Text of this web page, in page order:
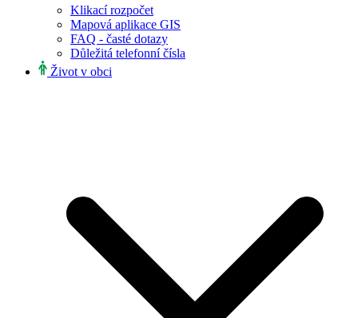
Klikací rozpočet
Mapová aplikace GIS
FAQ - časté dotazy
Důležitá telefonní čísla
Život v obci